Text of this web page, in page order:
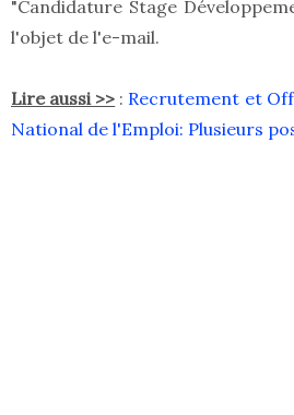
"Candidature Stage
l'objet de l'e-mail.
Lire aussi >> : Recrutement et
National de l'Emploi: Plusieurs